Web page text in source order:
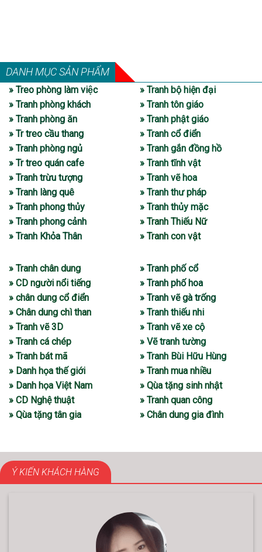
DANH MỤC SẢN PHẨM
» Treo phòng làm việc
» Tranh phòng khách
» Tranh phòng ăn
» Tr treo cầu thang
» Tranh phòng ngủ
» Tr treo quán cafe
» Tranh trừu tượng
» Tranh làng quê
» Tranh phong thủy
» Tranh phong cảnh
» Tranh Khỏa Thân
» Tranh bộ hiện đại
» Tranh tôn giáo
» Tranh phật giáo
» Tranh cổ điển
» Tranh gắn đồng hồ
» Tranh tĩnh vật
» Tranh vẽ hoa
» Tranh thư pháp
» Tranh thủy mặc
» Tranh Thiếu Nữ
» Tranh con vật
» Tranh chân dung
» CD người nổi tiếng
» chân dung cổ điển
» Chân dung chì than
» Tranh vẽ 3D
» Tranh cá chép
» Tranh bát mã
» Danh họa thế giới
» Danh họa Việt Nam
» CD Nghệ thuật
» Qùa tặng tân gia
» Tranh phố cổ
» Tranh phố hoa
» Tranh vẽ gà trống
» Tranh thiếu nhi
» Tranh vẽ xe cộ
» Vẽ tranh tường
» Tranh Bùi Hữu Hùng
» Tranh mua nhiều
» Qùa tặng sinh nhật
» Tranh quan công
» Chân dung gia đình
Ý KIẾN KHÁCH HÀNG